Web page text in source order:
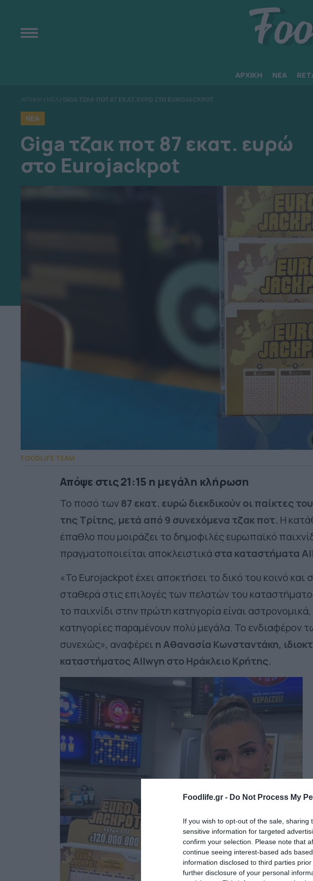
Foodlife.gr - Do Not Process My
If you wish to opt-out of the sale,
sensitive information for targeted
confirm your selection. Please note that
continue seeing interest-based ads
information disclosed to third parties
further disclosure of your personal
ΑΡΧΙΚΗ ΝΕΑ
ΑΡΧΙΚΗ / ΝΕΑ/ GIGA ΤΖΑΚ ΠΟΤ 87 ΕΚΑΤ. ΕΥΡΩ ΣΤΟ EUROJACKPOT
ΝΕΑ
Giga τζακ ποτ 87 εκατ. ευρώ
στο Eurojackpot
FOODLIFE TEAM
Απόψε στις 21:15 η μεγάλη κλήρωση
Το ποσό των87 εκατ. ευρώ διεκδικούν οι παίκτες του
της Τρίτης, μετά από 9 συνεχόμενα τζακ ποτ. Η
έπαθλο που μοιράζει το δημοφιλές ευρωπαϊκό
πραγματοποιείται αποκλειστικά στα καταστήματα
«Το Eurojackpot έχει αποκτήσει το δικό του κοινό και
σταθερά στις επιλογές των πελατών του
το παιχνίδι στην πρώτη κατηγορία είναι
κατηγορίες παραμένουν πολύ μεγάλα. Το ενδιαφέρον
συνεχώς», αναφέρει η Αθανασία Κωνσταντάκη,
καταστήματος Allwyn στο Ηράκλειο Κρήτης.